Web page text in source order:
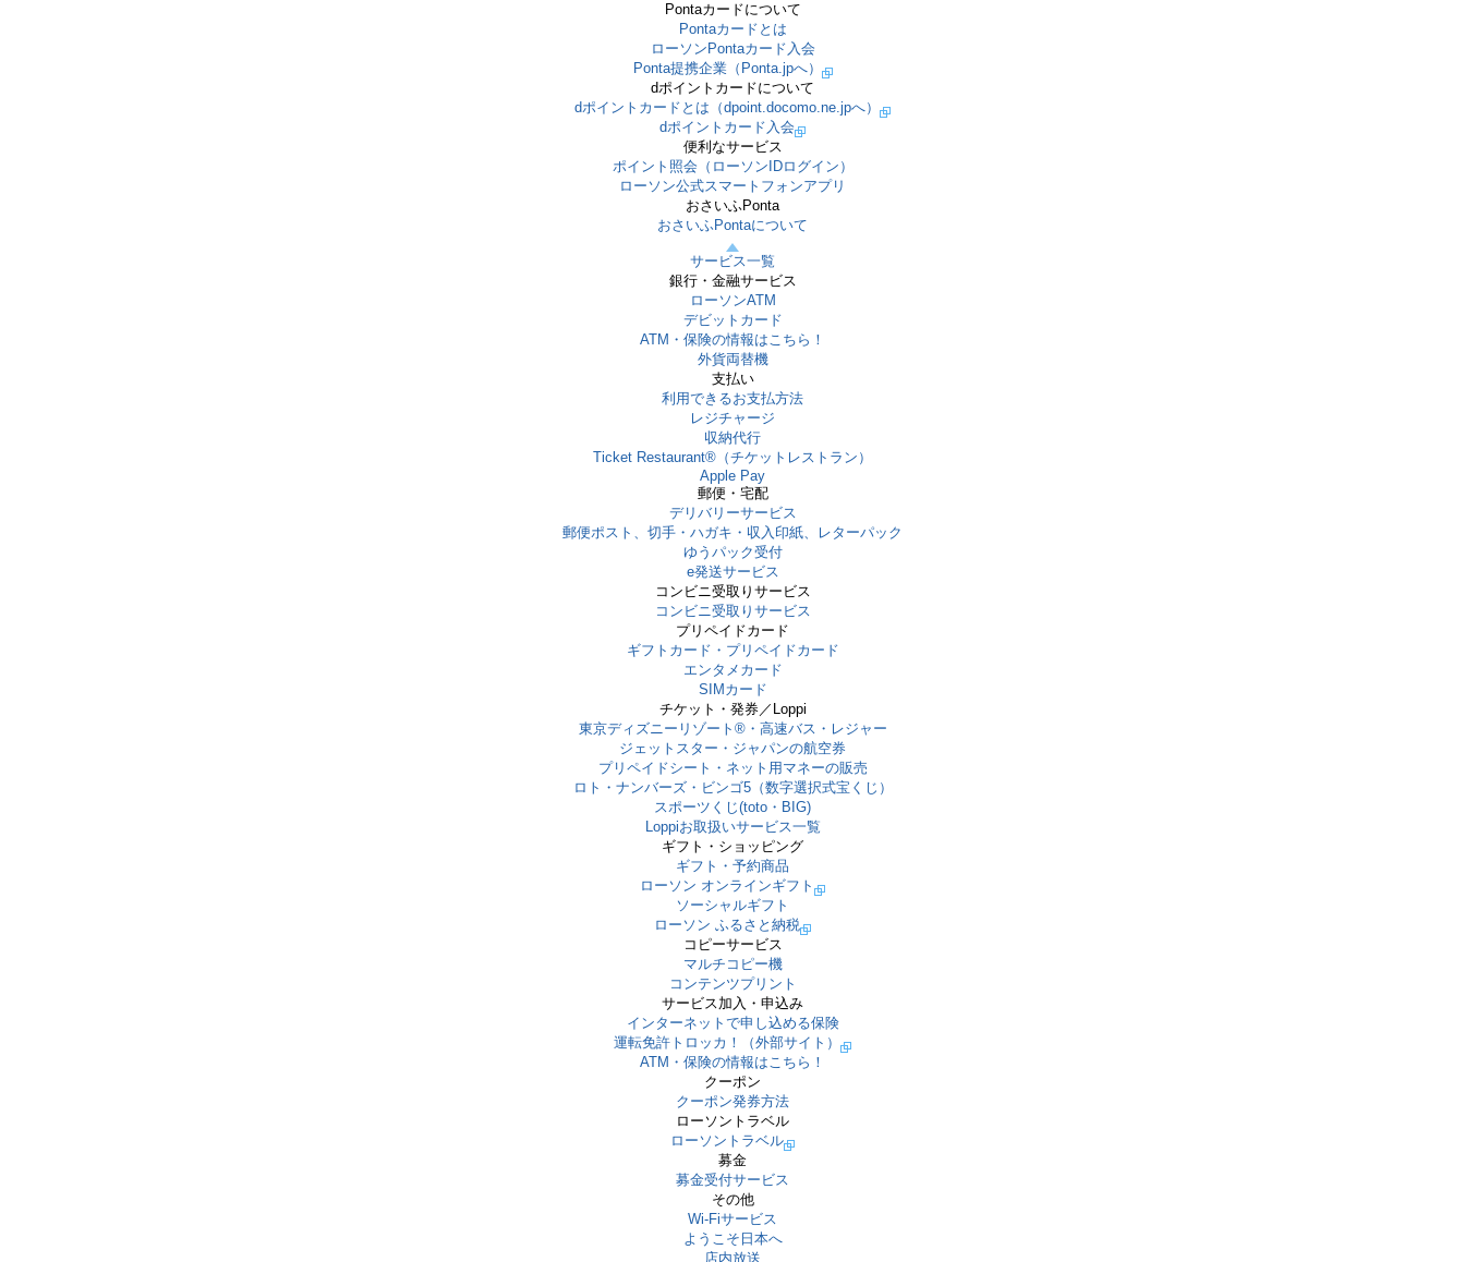
Pontaカードについて
Pontaカードとは
ローソンPontaカード入会
Ponta提携企業（Ponta.jpへ）
dポイントカードについて
dポイントカードとは（dpoint.docomo.ne.jpへ）
dポイントカード入会
便利なサービス
ポイント照会（ローソンIDログイン）
ローソン公式スマートフォンアプリ
おさいふPonta
おさいふPontaについて
サービス一覧
銀行・金融サービス
ローソンATM
デビットカード
ATM・保険の情報はこちら！
外貨両替機
支払い
利用できるお支払方法
レジチャージ
収納代行
Ticket Restaurant®（チケットレストラン）
Apple Pay
郵便・宅配
デリバリーサービス
郵便ポスト、切手・ハガキ・収入印紙、レターパック
ゆうパック受付
e発送サービス
コンビニ受取りサービス
コンビニ受取りサービス
プリペイドカード
ギフトカード・プリペイドカード
エンタメカード
SIMカード
チケット・発券／Loppi
東京ディズニーリゾート®・⾼速バス・レジャー
ジェットスター・ジャパンの航空券
プリペイドシート・ネット用マネーの販売
ロト・ナンバーズ・ビンゴ5（数字選択式宝くじ）
スポーツくじ(toto・BIG)
Loppiお取扱いサービス一覧
ギフト・ショッピング
ギフト・予約商品
ローソン オンラインギフト
ソーシャルギフト
ローソン ふるさと納税
コピーサービス
マルチコピー機
コンテンツプリント
サービス加入・申込み
インターネットで申し込める保険
運転免許トロッカ！（外部サイト）
ATM・保険の情報はこちら！
クーポン
クーポン発券方法
ローソントラベル
ローソントラベル
募金
募金受付サービス
その他
Wi-Fiサービス
ようこそ日本へ
店内放送